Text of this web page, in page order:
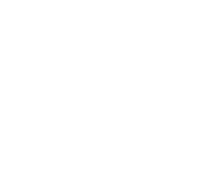
大進項蒐集、處理及利用，